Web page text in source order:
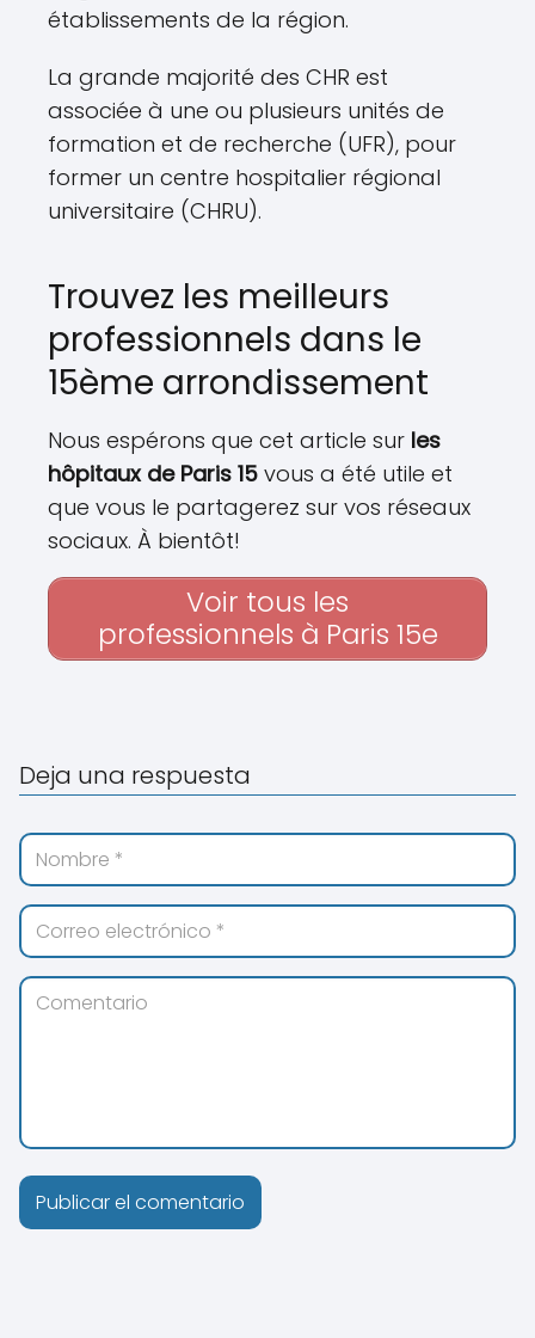
établissements de la région.
La grande majorité des CHR est
associée à une ou plusieurs unités de
formation et de recherche (UFR), pour
former un centre hospitalier régional
universitaire (CHRU).
Trouvez les meilleurs
professionnels dans le
15ème arrondissement
Nous espérons que cet article sur les
hôpitaux de Paris 15 vous a été utile et
que vous le partagerez sur vos réseaux
sociaux. À bientôt!
Voir tous les
professionnels à Paris 15e
Deja una respuesta